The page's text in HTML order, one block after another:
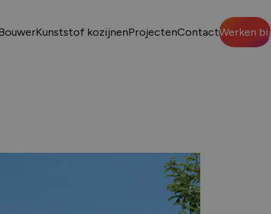
Kunststof kozijnenProjectenContactWerken bij